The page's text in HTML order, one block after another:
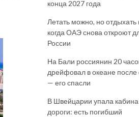
конца 2027 года
Летать можно, но отдыхать
когда ОАЭ снова откроют
России
На Бали россиянин 20
дрейфовал в океане после
— его спасли
В Швейцарии упала кабина
дороги: есть погибший